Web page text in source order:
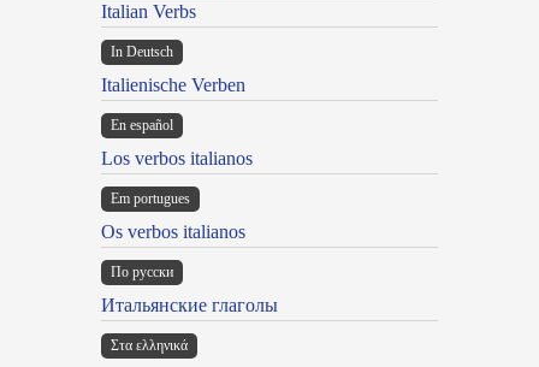
Italian Verbs
In Deutsch
Italienische Verben
En español
Los verbos italianos
Em portugues
Os verbos italianos
По русски
Итальянские глаголы
Στα ελληνικά